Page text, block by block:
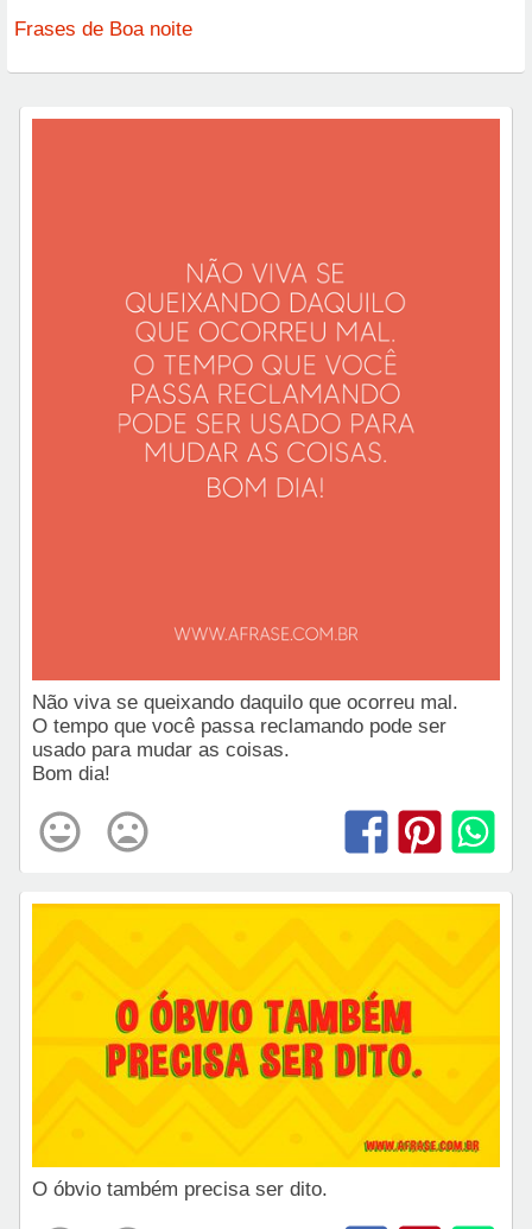
Frases de Boa noite
Não viva se queixando daquilo que ocorreu mal.
O tempo que você passa reclamando pode ser
usado para mudar as coisas.
Bom dia!
O óbvio também precisa ser dito.